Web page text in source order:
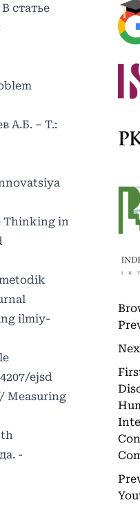
статье
А.Б. – Т.:
Thinking in
ilmiy-
ejsd
Measuring
-